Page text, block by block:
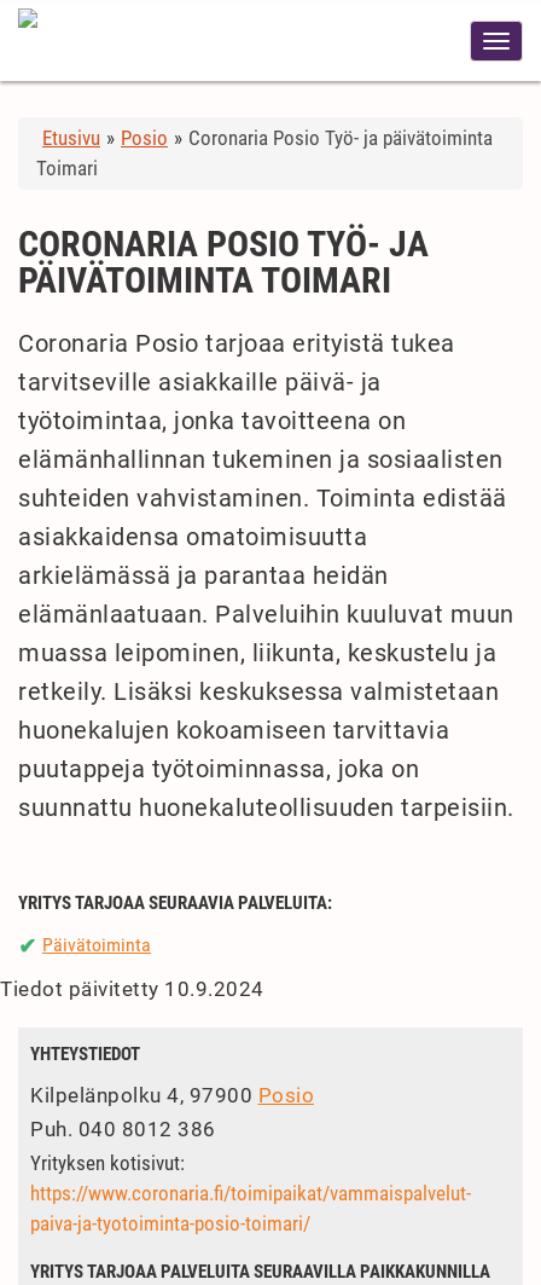
Etusivu » Posio » Coronaria Posio Työ- ja päivätoiminta
Toimari
CORONARIA POSIO TYÖ- JA
PÄIVÄTOIMINTA TOIMARI
Coronaria Posio tarjoaa erityistä tukea
tarvitseville asiakkaille päivä- ja
työtoimintaa, jonka tavoitteena on
elämänhallinnan tukeminen ja sosiaalisten
suhteiden vahvistaminen. Toiminta edistää
asiakkaidensa omatoimisuutta
arkielämässä ja parantaa heidän
elämänlaatuaan. Palveluihin kuuluvat muun
muassa leipominen, liikunta, keskustelu ja
retkeily. Lisäksi keskuksessa valmistetaan
huonekalujen kokoamiseen tarvittavia
puutappeja työtoiminnassa, joka on
suunnattu huonekaluteollisuuden tarpeisiin.
YRITYS TARJOAA SEURAAVIA PALVELUITA:
✔ Päivätoiminta
Tiedot päivitetty 10.9.2024
YHTEYSTIEDOT
Kilpelänpolku 4, 97900 Posio
Puh. 040 8012 386
Yrityksen kotisivut:
https://www.coronaria.fi/toimipaikat/vammaispalvelut-
paiva-ja-tyotoiminta-posio-toimari/
YRITYS TARJOAA PALVELUITA SEURAAVILLA PAIKKAKUNNILLA